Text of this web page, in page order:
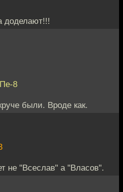
доделают!!!
8
были. Вроде как.
не "Всеслав" а "Власов".